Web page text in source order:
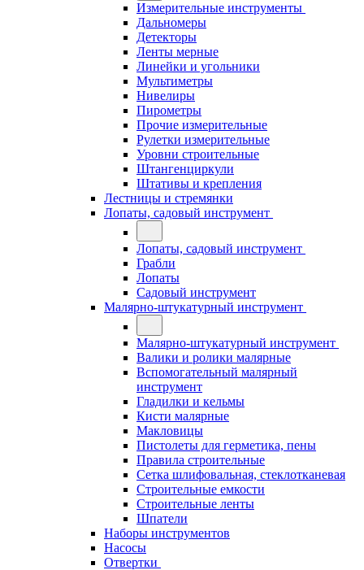
Измерительные инструменты
Дальномеры
Детекторы
Ленты мерные
Линейки и угольники
Мультиметры
Нивелиры
Пирометры
Прочие измерительные
Рулетки измерительные
Уровни строительные
Штангенциркули
Штативы и крепления
Лестницы и стремянки
Лопаты, садовый инструмент
Лопаты, садовый инструмент
Грабли
Лопаты
Садовый инструмент
Малярно-штукатурный инструмент
Малярно-штукатурный инструмент
Валики и ролики малярные
Вспомогательный малярный
инструмент
Гладилки и кельмы
Кисти малярные
Макловицы
Пистолеты для герметика, пены
Правила строительные
Сетка шлифовальная, стеклотканевая
Строительные емкости
Строительные ленты
Шпатели
Наборы инструментов
Насосы
Отвертки